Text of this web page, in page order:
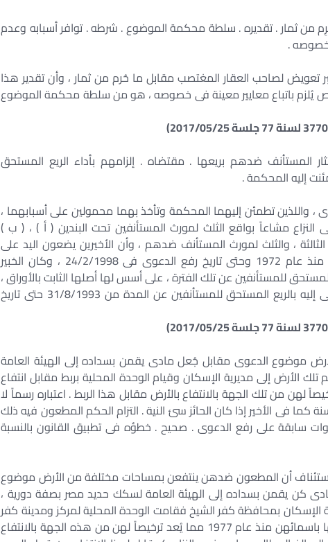
من ثمار . تقديره . سلطة محكمة الموضوع . شرطه . توافر أسبابه وعدم
خصوصه .
لصاحب العقار المغتصب مقابل ما حُرم من ثمار ، وأن تقدير هذا
يُلزم باتباع معايير معينة فى خصوصه ، هو من سلطة محكمة الموضوع
المستأنف ضدهم بريعها . مقتضاه . إلزامهم بأداء الريع المستحق
إليه المحكمة .
، واللذين تطمئن إليهما المحكمة وتأخذ بهما محمولين على أسبابهما ،
النزاع مشاعاً بواقع الثلث لمورث المستأنفين تحت البندين ( أ ) ، ( ب )
، والثلث لمورث المستأنف ضدهم ، وأن الأخيرين يضعون اليد على
جراجات النزاع ويستأثرون بريعها – دون الأولين – منذ عام 1972 وحتى تاريخ رفع الدعوى فى 24/2/1998 ، وكان الخبير
للمستأنفين عن تلك الفترة ، على أسس لها أصلها الثابت بالأوراق ،
ومن ثم فإن المحكمة تقضى على هدى ما انتهى إليه بالريع المستحق للمستأنفين عن المدة من 31/8/1993 حتى تاريخ
موضوع الدعوى مقابل جُعل مادى يقمن بسداده إلى الهيئة العامة
الأرض إلى مديرية الإسكان وقيام الوحدة المحلية بربط مقابل انتفاع
. مؤداه . اعتباره ترخيصاً لهن من تلك الجهة بالانتفاع بالأرض مقابل هذا الربط . اعتباره رسماً لا
فى الأخير إذا كان الحائز سئ النية . التزام الحكم المطعون فيه ذلك
سابقة على رفع الدعوى . صحيح . خطؤه فى تطبيق القانون بالنسبة
أن المطعون ضدهن ينتفعن بمساحات مختلفة من الأرض موضوع
كن يقمن بسداده إلى الهيئة العامة لسكك حديد مصر بصفة دورية ،
الإسكان بمحافظة كفر الشيخ فقامت الوحدة المحلية لمركز ومدينة كفر
الشيخ التابعة لها تلك الأرض بربط مقابل انتفاع عنها باسمائهن منذ عام 1977 مما يُعد ترخيصاً لهن من هذه الجهة بالانتفاع